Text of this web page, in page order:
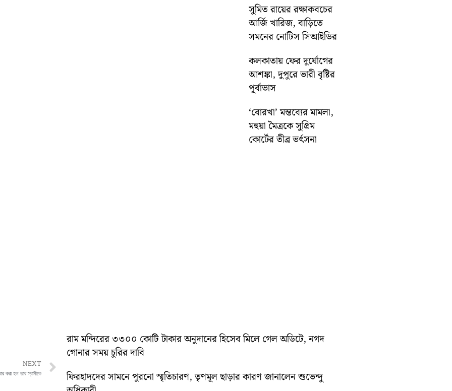
সুমিত রায়ের রক্ষাকবচের
আর্জি খারিজ, বাড়িতে
সমনের নোটিস সিআইডির
কলকাতায় ফের দুর্যোগের
আশঙ্কা, দুপুরে ভারী বৃষ্টির
পূর্বাভাস
‘বোরখা’ মন্তব্যের মামলা,
মহুয়া মৈত্রকে সুপ্রিম
কোর্টের তীব্র ভর্ৎসনা
NEXT
করা হল তার স্বামীকে Next
রাম মন্দিরের ৩৩০০ কোটি টাকার অনুদানের হিসেব মিলে গেল অডিটে, নগদ
গোনার সময় চুরির দাবি
ফিরহাদদের সামনে পুরনো স্মৃতিচারণ, তৃণমূল ছাড়ার কারণ জানালেন শুভেন্দু